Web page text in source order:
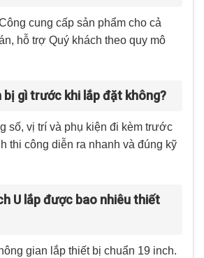
cung cấp sản phẩm cho cả
hỗ trợ Quý khách theo quy mô
bị gì trước khi lắp đặt không?
số, vị trí và phụ kiện đi kèm trước
thi công diễn ra nhanh và đúng kỹ
U lắp được bao nhiêu thiết
gian lắp thiết bị chuẩn 19 inch.